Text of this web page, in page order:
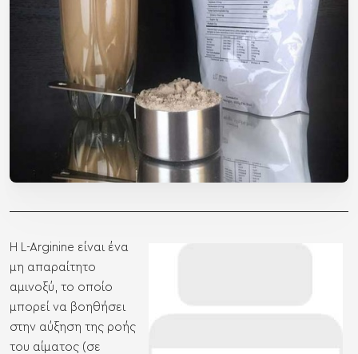
Η L-Arginine είναι ένα
μη απαραίτητο
αμινοξύ, το οποίο
μπορεί να βοηθήσει
στην αύξηση της ροής
του αίματος (σε